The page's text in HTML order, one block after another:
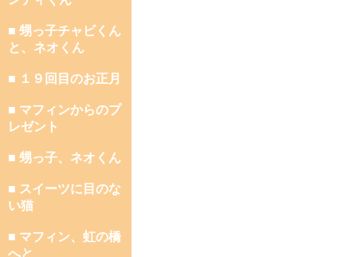
■ 甥っ子チャビくん
と、ネオくん
■ １９回目のお正月
■ マフィンからのプ
レゼント
■ 甥っ子、ネオくん
■ スイーツに目のな
い猫
■ マフィン、虹の橋
へと